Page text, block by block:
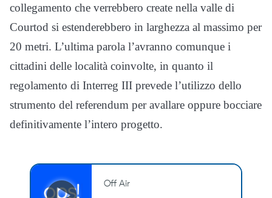
collegamento che verrebbero create nella valle di
Courtod si estenderebbero in larghezza al massimo per
20 metri. L’ultima parola l’avranno comunque i
cittadini delle località coinvolte, in quanto il
regolamento di Interreg III prevede l’utilizzo dello
strumento del referendum per avallare oppure bocciare
definitivamente l’intero progetto.